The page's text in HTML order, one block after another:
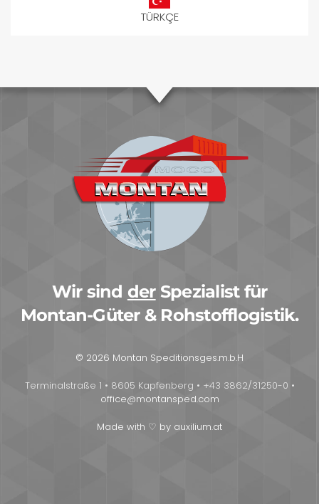
TÜRKÇE
Wir sind derSpezialist für
Montan-Güter & Rohstofflogistik.
© 2026 Montan Speditionsges.m.b.H
Terminalstraße 1 • 8605 Kapfenberg • +43 3862/31250-0 •
office@montansped.com
Made with ♡ by auxilium.at